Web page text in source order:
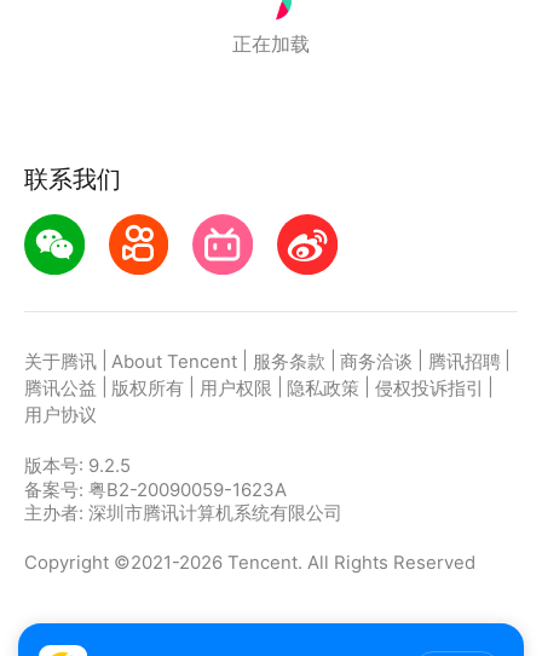
正在加载
联系我们
关于腾讯 About Tencent 服务条款 商务洽谈 腾讯招聘
腾讯公益
版权所有 用户权限 隐私政策 侵权投诉指引
用户协议
版本号: 9.2.5
备案号: 粤B2-20090059-1623A
主办者: 深圳市腾讯计算机系统有限公司
Copyright ©2021-2026 Tencent. All Rights Reserved